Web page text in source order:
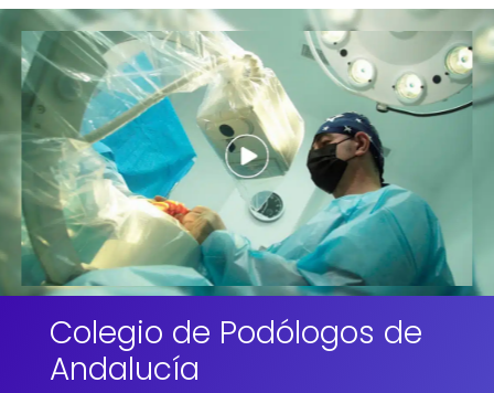
Colegio de Podólogos de
Andalucía